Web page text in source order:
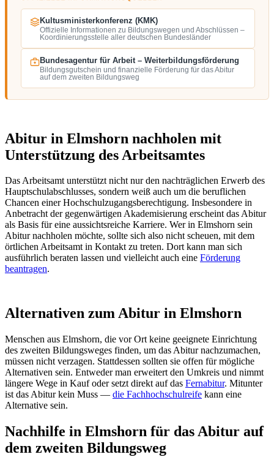
Kultusministerkonferenz (KMK)
Offizielle Informationen zu Bildungswegen und Abschlüssen –
Koordinierungsstelle aller deutschen Bundesländer
Bundesagentur für Arbeit – Weiterbildungsförderung
Bildungsgutschein und finanzielle Förderung für das Abitur
auf dem zweiten Bildungsweg
Abitur in Elmshorn nachholen mit
Unterstützung des Arbeitsamtes
Das Arbeitsamt unterstützt nicht nur den nachträglichen Erwerb des
Hauptschulabschlusses, sondern weiß auch um die beruflichen
Chancen einer Hochschulzugangsberechtigung. Insbesondere in
Anbetracht der gegenwärtigen Akademisierung erscheint das Abitur
als Basis für eine aussichtsreiche Karriere. Wer in Elmshorn sein
Abitur nachholen möchte, sollte sich also nicht scheuen, mit dem
örtlichen Arbeitsamt in Kontakt zu treten. Dort kann man sich
ausführlich beraten lassen und vielleicht auch eine Förderung
beantragen.
Alternativen zum Abitur in Elmshorn
Menschen aus Elmshorn, die vor Ort keine geeignete Einrichtung
des zweiten Bildungsweges finden, um das Abitur nachzumachen,
müssen nicht verzagen. Stattdessen sollten sie offen für mögliche
Alternativen sein. Entweder man erweitert den Umkreis und nimmt
längere Wege in Kauf oder setzt direkt auf das Fernabitur. Mitunter
ist das Abitur kein Muss — die Fachhochschulreife kann eine
Alternative sein.
Nachhilfe in Elmshorn für das Abitur auf
dem zweiten Bildungsweg